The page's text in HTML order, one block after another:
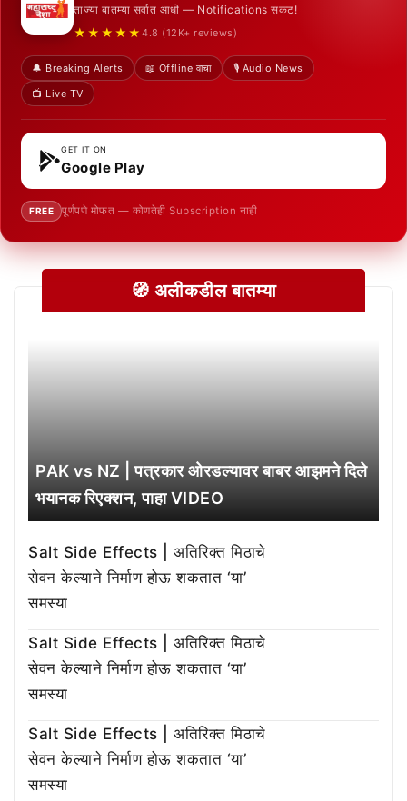
ताज्या बातम्या सर्वात आधी — Notifications सकट!
★★★★★ 4.8 (12K+ reviews)
🔔 Breaking Alerts 📖 Offline वाचा
🎙️ Audio News
📺 Live TV
GET IT ON
Google Play
FREE पूर्णपणे मोफत — कोणतेही Subscription नाही
🧭 अलीकडील बातम्या
PAK vs NZ | पत्रकार ओरडल्यावर बाबर आझमने दिले
भयानक रिएक्शन, पाहा VIDEO
Salt Side Effects | अतिरिक्त मिठाचे
सेवन केल्याने निर्माण होऊ शकतात ‘या’
समस्या
Salt Side Effects | अतिरिक्त मिठाचे
सेवन केल्याने निर्माण होऊ शकतात ‘या’
समस्या
Salt Side Effects | अतिरिक्त मिठाचे
सेवन केल्याने निर्माण होऊ शकतात ‘या’
समस्या